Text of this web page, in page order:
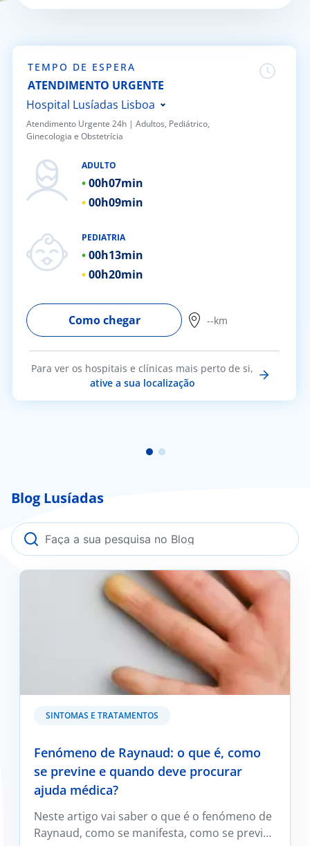
Sport
TEMPO DE ESPERA
ATENDIMENTO URGENTE
Hospital Lusíadas Lisboa
Hospital Lusíadas Porto
Hospital Lusíadas Braga
Hospital Lusíadas Amadora
Hospital Lusíadas Albufeira
Hospital Lusíadas Paços de
Ferreira
Atendimento Urgente 24h | ​Adultos, Pediátrico,
Ginecologia e Obstetrícia
ADULTO
00h07min
00h09min
PEDIATRIA
00h13min
00h20min
Como chegar --km
Para ver os hospitais e clínicas mais perto de si,
ative a sua localização
Blog Lusíadas
SINTOMAS E TRATAMENTOS
Fenómeno de Raynaud: o que é, como
se previne e quando deve procurar
ajuda médica?
Neste artigo vai saber o que é o fenómeno de
Raynaud, como se manifesta, como se previne
Fenómeno de Raynaud: o que é, como se previne e
quando deve procurar ajuda médica?